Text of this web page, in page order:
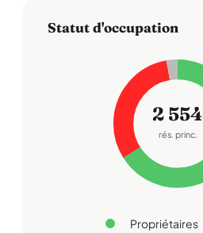
Statut d'occupation
2 554
rés. princ.
Propriétaires